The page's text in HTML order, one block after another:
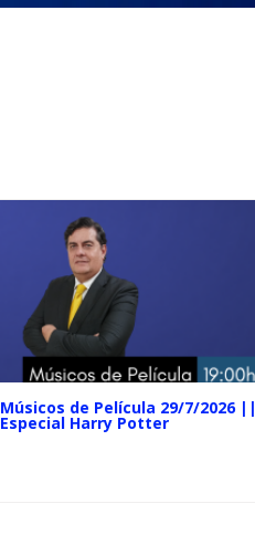
Músicos de Película 29/7/2026 ||
Especial Harry Potter